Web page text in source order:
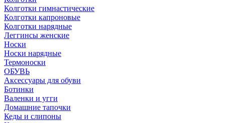
Колготки гимнастические
Колготки капроновые
Колготки нарядные
Леггинсы женские
Носки
Носки нарядные
Термоноски
ОБУВЬ
Аксессуары для обуви
Ботинки
Валенки и угги
Домашние тапочки
Кеды и слипоны